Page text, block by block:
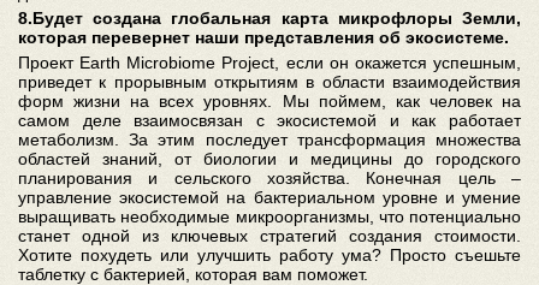
8.Будет создана глобальная карта микрофлоры Земли,
которая перевернет наши представления об экосистеме.
Проект Earth Microbiome Project, если он окажется успешным,
приведет к прорывным открытиям в области взаимодействия
форм жизни на всех уровнях. Мы поймем, как человек на
самом деле взаимосвязан с экосистемой и как работает
метаболизм. За этим последует трансформация множества
областей знаний, от биологии и медицины до городского
планирования и сельского хозяйства. Конечная цель –
управление экосистемой на бактериальном уровне и умение
выращивать необходимые микроорганизмы, что потенциально
станет одной из ключевых стратегий создания стоимости.
Хотите похудеть или улучшить работу ума? Просто съешьте
таблетку с бактерией, которая вам поможет.